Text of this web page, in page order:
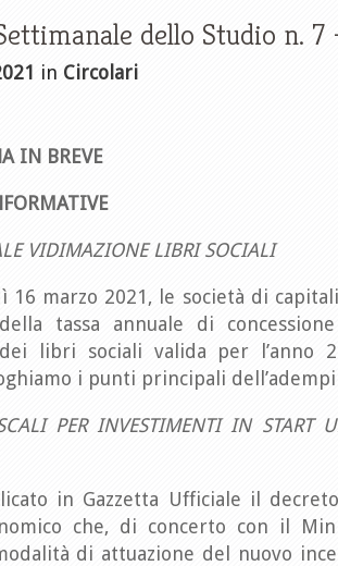
dello Studio n. 7
in Circolari
IN BREVE
VIDIMAZIONE LIBRI SOCIALI
16 marzo 2021, le società di
tassa annuale di
libri sociali valida per l’anno
i punti principali
PER INVESTIMENTI IN START
in Gazzetta Ufficiale il
che, di concerto con il
di attuazione del nuovo